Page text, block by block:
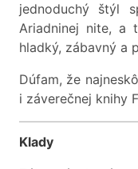
jednoduchý štýl
Ariadninej nite, a
hladký, zábavný a
Dúfam, že
i záverečnej knihy
Klady